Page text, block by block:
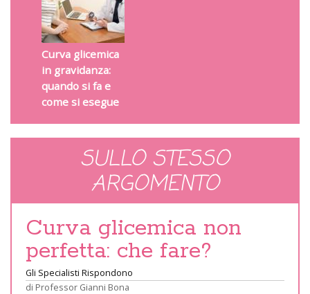
Curva glicemica
in gravidanza:
quando si fa e
come si esegue
SULLO STESSO
ARGOMENTO
Curva glicemica non
perfetta: che fare?
Gli Specialisti Rispondono
di Professor Gianni Bona